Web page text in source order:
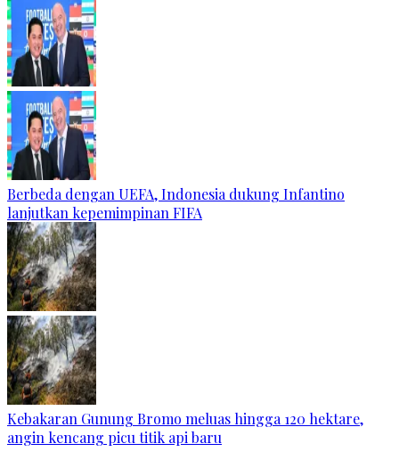
Berbeda dengan UEFA, Indonesia dukung Infantino
lanjutkan kepemimpinan FIFA
Kebakaran Gunung Bromo meluas hingga 120 hektare,
angin kencang picu titik api baru